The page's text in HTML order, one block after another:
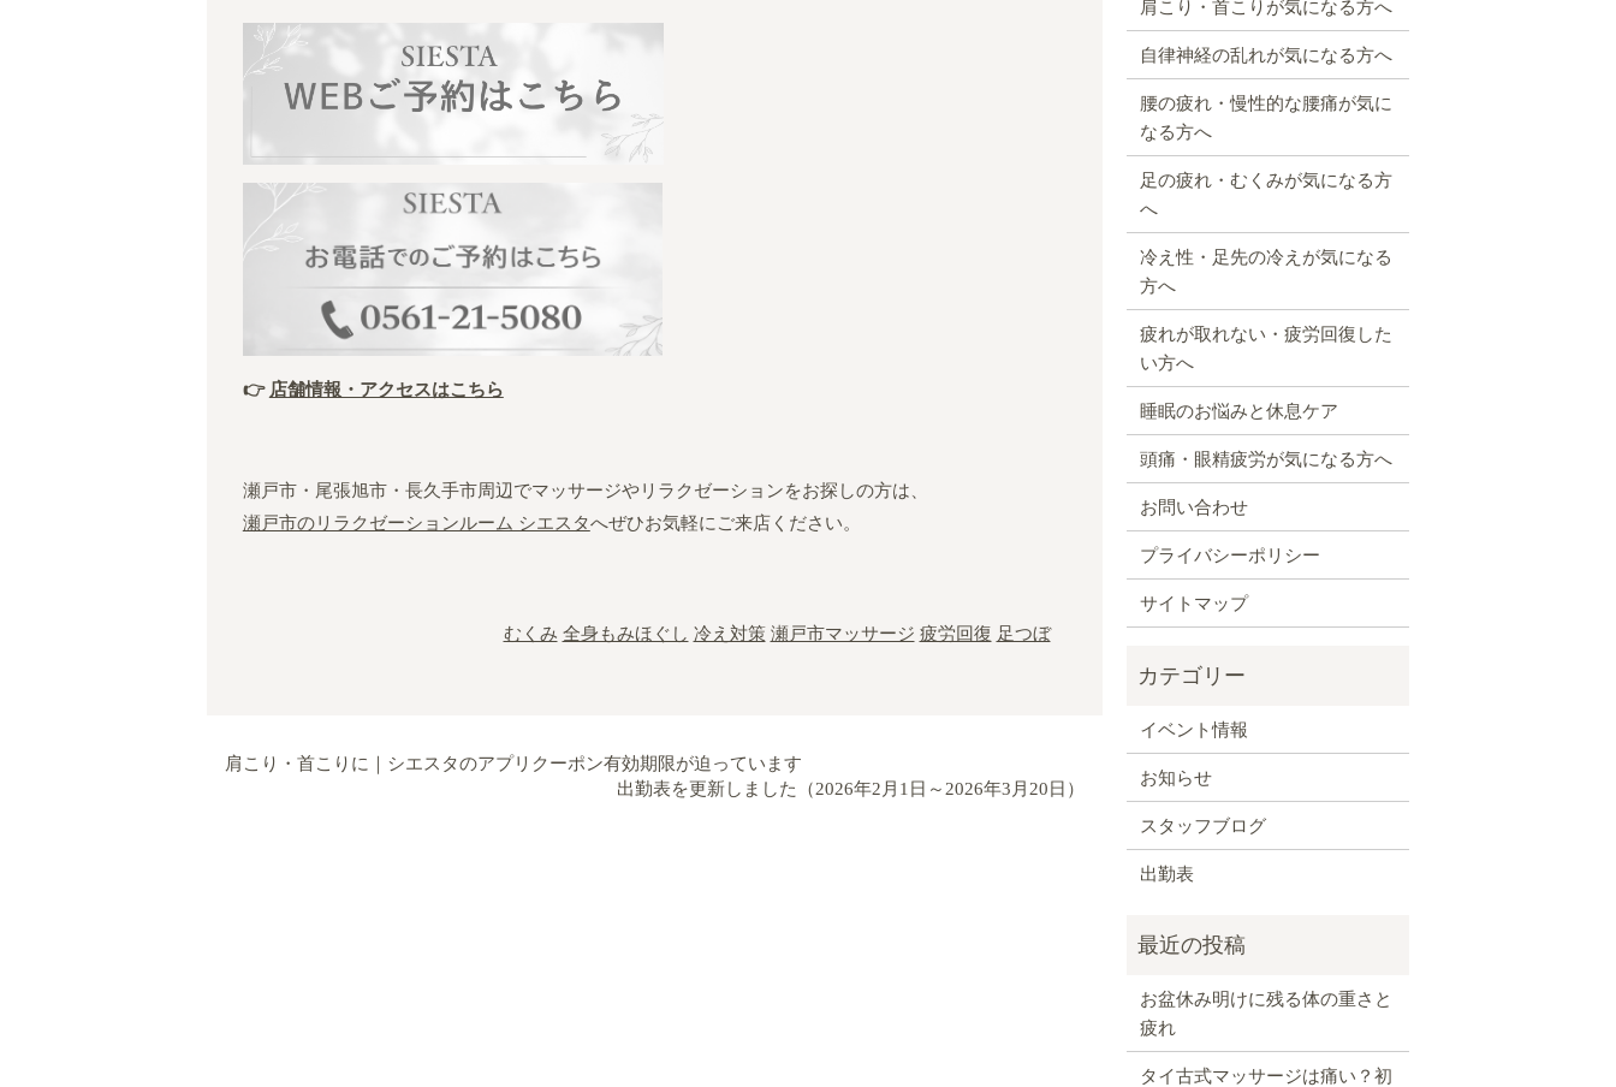
👉 店舗情報・アクセスはこちら
瀬戸市・尾張旭市・長久手市周辺でマッサージやリラクゼーションをお探しの方は、
瀬戸市のリラクゼーションルーム シエスタへぜひお気軽にご来店ください。
むくみ 全身もみほぐし 冷え対策 瀬戸市マッサージ 疲労回復 足つぼ
肩こり・首こりに｜シエスタのアプリクーポン有効期限が迫っています
出勤表を更新しました（2026年2月1日～2026年3月20日）
肩こり・首こりが気になる方へ
自律神経の乱れが気になる方へ
腰の疲れ・慢性的な腰痛が気に
なる方へ
足の疲れ・むくみが気になる方
へ
冷え性・足先の冷えが気になる
方へ
疲れが取れない・疲労回復した
い方へ
睡眠のお悩みと休息ケア
頭痛・眼精疲労が気になる方へ
お問い合わせ
プライバシーポリシー
サイトマップ
イベント情報
お知らせ
スタッフブログ
出勤表
お盆休み明けに残る体の重さと
疲れ
タイ古式マッサージは痛い？初